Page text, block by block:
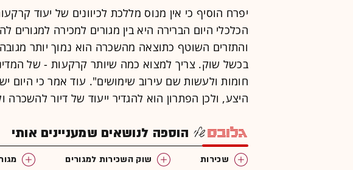
יפרח הוסיף כי אין מנוס מללכת לכיוונים של יעוד
הכלכלי היום הברירה היא בין מגורים למכירה למגורים
והתזרים השוטף כתוצאה מהשכרה הוא נמוך יותר
בכשל שוק. צריך למצוא כמה שיותר קרקעות - של
חומות ולעשות שם עירוב שימושים". עוד אמר כי היום
היצע, ולכן הפתרון הוא להגדיר ייעוד של דיור
הוספה לנושאים שמעניינים אותי
שכירות שוק השכירות למגורים